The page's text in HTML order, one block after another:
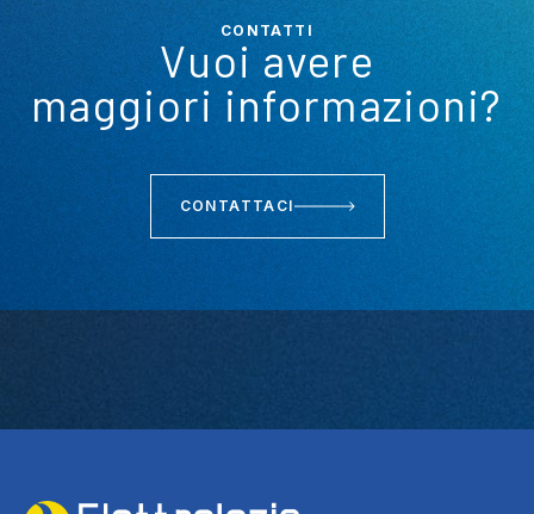
CONTATTI
Vuoi avere
maggiori informazioni?
CONTATTACI